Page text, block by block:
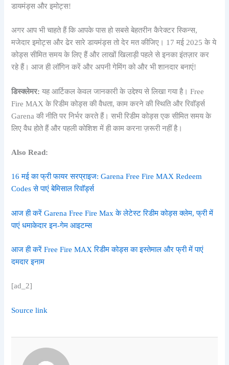
अगर आप भी चाहते हैं कि आपके पास हो सबसे बेहतरीन कैरेक्टर स्किन्स,
मजेदार इमोट्स और ढेर सारे डायमंड्स तो देर मत कीजिए। 17 मई 2025 के ये
कोड्स सीमित समय के लिए हैं और लाखों खिलाड़ी पहले से इनका इंतज़ार कर
रहे हैं। आज ही लॉगिन करें और अपनी गेमिंग को और भी शानदार बनाएं!
डिस्क्लेमर: यह आर्टिकल केवल जानकारी के उद्देश्य से लिखा गया है। Free
Fire MAX के रिडीम कोड्स की वैधता, काम करने की स्थिति और रिवॉर्ड्स
Garena की नीति पर निर्भर करते हैं। सभी रिडीम कोड्स एक सीमित समय के
लिए वैध होते हैं और पहली कोशिश में ही काम करना ज़रूरी नहीं है।
Also Read:
16 मई का फ्री फायर सरप्राइज: Garena Free Fire MAX Redeem
Codes से पाएं बेमिसाल रिवॉर्ड्स
आज ही करें Garena Free Fire Max के लेटेस्ट रिडीम कोड्स क्लेम, फ्री में
पाएं धमाकेदार इन-गेम आइटम्स
आज ही करें Free Fire MAX रिडीम कोड्स का इस्तेमाल और फ्री में पाएं
दमदार इनाम
[ad_2]
Source link